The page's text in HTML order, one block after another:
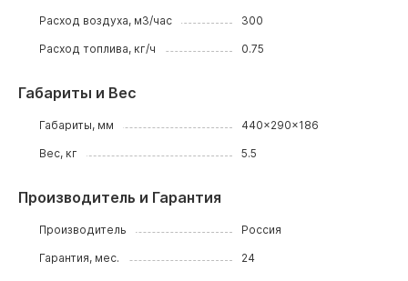
Расход воздуха, м3/час 300
Расход топлива, кг/ч 0.75
Габариты и Вес
Габариты, мм 440x290x186
Вес, кг 5.5
Производитель и Гарантия
Производитель Россия
Гарантия, мес. 24